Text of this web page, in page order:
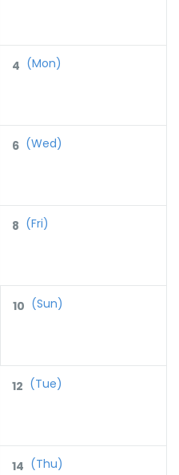
4 (Mon)
6 (Wed)
8 (Fri)
10 (Sun)
12 (Tue)
14 (Thu)